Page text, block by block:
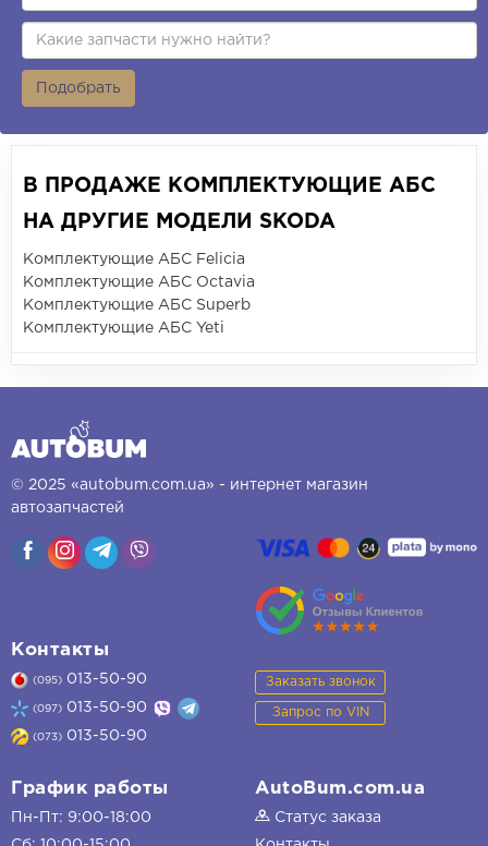
Подобрать
В ПРОДАЖЕ КОМПЛЕКТУЮЩИЕ АБС
НА ДРУГИЕ МОДЕЛИ SKODA
Комплектующие АБС Felicia
Комплектующие АБС Octavia
Комплектующие АБС Superb
Комплектующие АБС Yeti
© 2025 «autobum.com.ua» - интернет магазин
автозапчастей
Контакты
(095) 013-50-90
(097) 013-50-90
(073) 013-50-90
Заказать звонок
Запрос по VIN
График работы
Пн-Пт: 9:00-18:00
AutoBum.com.ua
Статус заказа